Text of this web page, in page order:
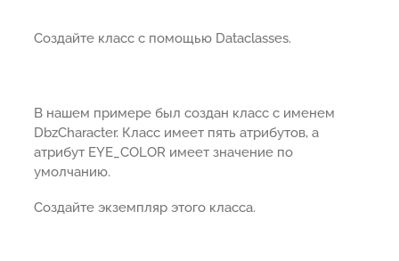
Создайте класс с помощью Dataclasses.
В нашем примере был создан класс с именем
DbzCharacter. Класс имеет пять атрибутов, а
атрибут EYE_COLOR имеет значение по
умолчанию.
Создайте экземпляр этого класса.